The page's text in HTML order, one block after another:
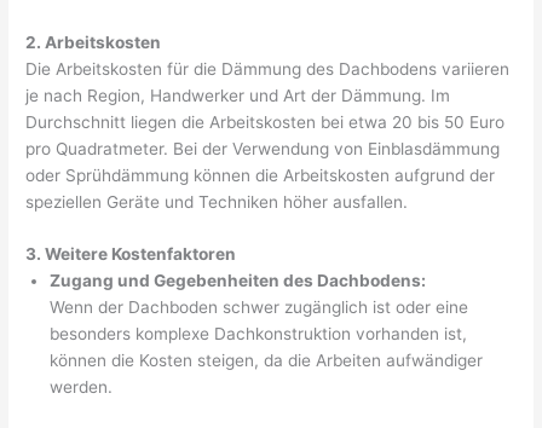
2. Arbeitskosten
Die Arbeitskosten für die Dämmung des Dachbodens variieren
je nach Region, Handwerker und Art der Dämmung. Im
Durchschnitt liegen die Arbeitskosten bei etwa 20 bis 50 Euro
pro Quadratmeter. Bei der Verwendung von Einblasdämmung
oder Sprühdämmung können die Arbeitskosten aufgrund der
speziellen Geräte und Techniken höher ausfallen.
3. Weitere Kostenfaktoren
Zugang und Gegebenheiten des Dachbodens:
Wenn der Dachboden schwer zugänglich ist oder eine
besonders komplexe Dachkonstruktion vorhanden ist,
können die Kosten steigen, da die Arbeiten aufwändiger
werden.